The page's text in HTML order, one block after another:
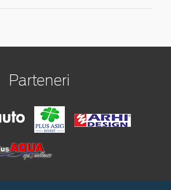
Parteneri